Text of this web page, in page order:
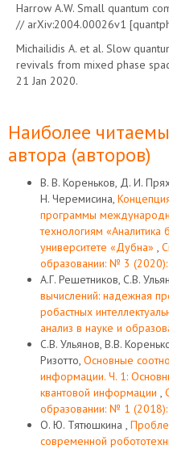
Harrow A.W. Small quantum
// arXiv:2004.00026v1
Michailidis A. et al. Slow
revivals from mixed phase
21 Jan 2020.
Наиболее
автора (авторов)
В. В. Кореньков, Д. И.
Н. Черемисина,
программы
технологиям
университете «Дубна» ,
образовании: № 3
А.Г. Решетников, С.В.
вычислений: надежная
робастных
анализ в науке и
С.В. Ульянов, В.В.
Ризотто, Основные
информации. Ч. 1:
квантовой информации ,
образовании: № 1
О. Ю. Тятюшкина ,
современной